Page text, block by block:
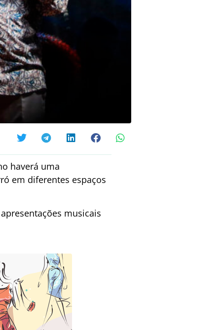
haverá uma
em diferentes espaços
musicais